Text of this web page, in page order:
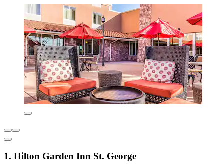
1. Hilton Garden Inn St. George